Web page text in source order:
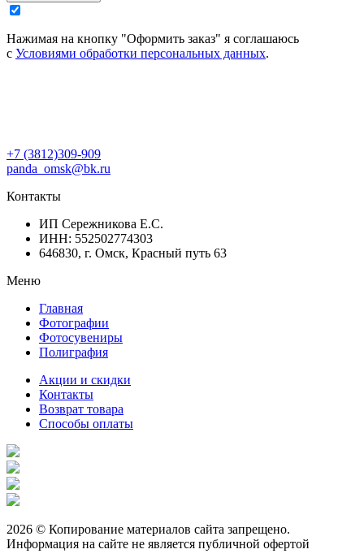
Нажимая на кнопку "Оформить заказ" я соглашаюсь
с Условиями обработки персональных данных.
+7 (3812)309-909
panda_omsk@bk.ru
Контакты
ИП Сережникова Е.С.
ИНН: 552502774303
646830, г. Омск, Красный путь 63
Меню
Главная
Фотографии
Фотосувениры
Полиграфия
Акции и скидки
Контакты
Возврат товара
Способы оплаты
2026 © Копирование материалов сайта запрещено.
Информация на сайте не является публичной офертой